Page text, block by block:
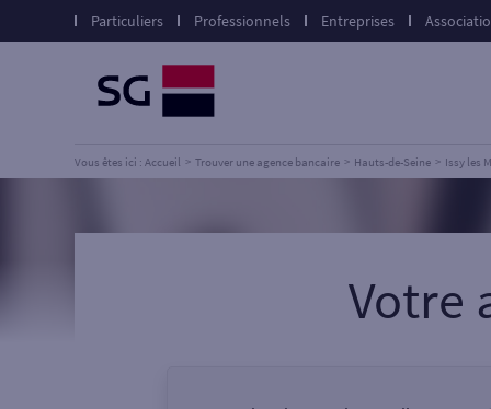
Particuliers Professionnels Entreprises
Vous êtes ici : Accueil Trouver une agence bancaire Hauts-de-Seine Issy les
Votre